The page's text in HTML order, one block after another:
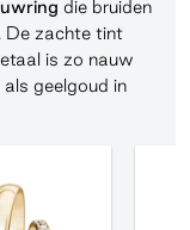
die bruiden
. De zachte tint
is zo nauw
geelgoud in